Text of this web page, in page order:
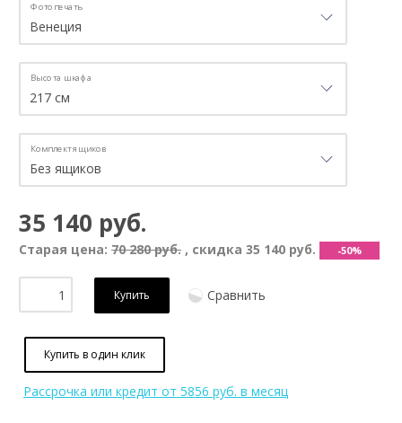
Фотопечать
Высота шкафа
Комплект ящиков
35 140 руб.
Старая цена: 70 280 руб. , скидка 35 140 руб. -50%
Купить Сравнить
Купить в один клик
Рассрочка или кредит от 5856 руб. в месяц